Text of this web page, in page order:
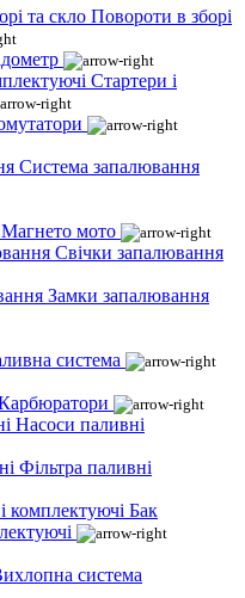
Повороти в зборі
Стартери і
Система запалювання
Магнето мото
Свічки запалювання
Замки запалювання
система
Насоси паливні
Фільтра паливні
Бак
система